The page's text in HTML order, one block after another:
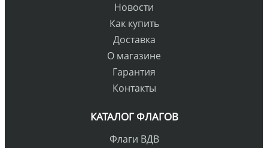
Новости
Как купить
Доставка
О магазине
Гарантия
Контакты
КАТАЛОГ ФЛАГОВ
Флаги ВДВ